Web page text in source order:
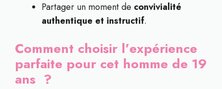
Partager un moment de convivialité
authentique et instructif.
Comment choisir l’expérience
parfaite pour cet homme de 19
ans ?